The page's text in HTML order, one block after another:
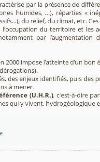
par la présence de
humides, …), réparties «
du relief, du climat, etc.
du territoire et les
par l’augmentation
2000 impose l’atteinte d’un
des enjeux identifiés, puis des
à mener.
(U.H.R.), c'est-à-dire
qui y vivent, hydrogéologique